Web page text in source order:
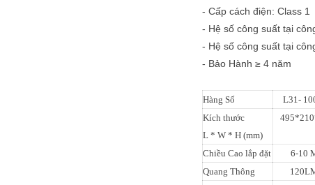
- Cấp cách điện: Class 1
- Hệ số công suất tại
- Hệ số công suất tại
- Bảo Hành ≥ 4 năm
Hàng Số
L31-
Kích thước
L * W * H (mm)
Chiều Cao lắp đặt
6-10
Quang Thông